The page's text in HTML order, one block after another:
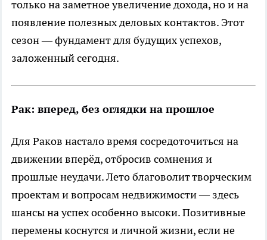
только на заметное увеличение дохода, но и на
появление полезных деловых контактов. Этот
сезон — фундамент для будущих успехов,
заложенный сегодня.
Рак: вперед, без оглядки на прошлое
Для Раков настало время сосредоточиться на
движении вперёд, отбросив сомнения и
прошлые неудачи. Лето благоволит творческим
проектам и вопросам недвижимости — здесь
шансы на успех особенно высоки. Позитивные
перемены коснутся и личной жизни, если не